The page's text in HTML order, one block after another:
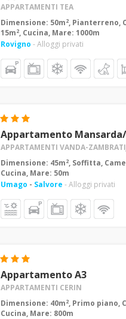
APPARTAMENTI TEA
Dimensione: 50m2, Pianterreno,
15m2, Cucina, Mare: 1000m
Rovigno - Alloggi privati
Appartamento
APPARTAMENTI VANDA-
Dimensione: 45m2, Soffitta,
Cucina, Mare: 50m
Umago - Salvore - Alloggi privati
Appartamento A3
APPARTAMENTI CERIN
Dimensione: 40m2, Primo piano,
Cucina, Mare: 800m